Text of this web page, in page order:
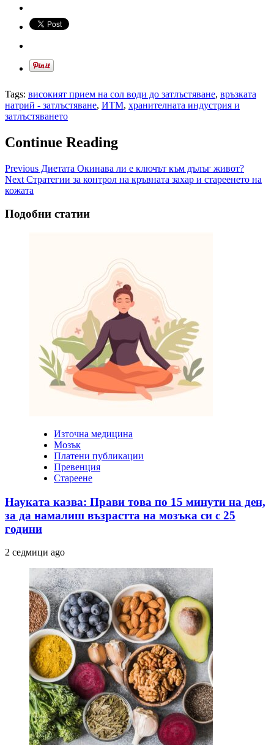
Tags: високият прием на сол води до затлъстяване, връзката
натрий - затлъстяване, ИТМ, хранителната индустрия и
затлъстяването
Continue Reading
Previous Диетата Окинава ли е ключът към дълъг живот?
Next Стратегии за контрол на кръвната захар и стареенето на
кожата
Подобни статии
Източна медицина
Мозък
Платени публикации
Превенция
Стареене
Науката казва: Прави това по 15 минути на ден,
за да намалиш възрастта на мозъка си с 25
години
2 седмици ago